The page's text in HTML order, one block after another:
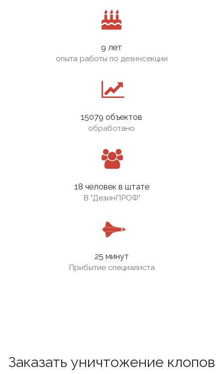
9 лет
опыта работы по дезинсекции
15079 объектов
обработано
18 человек в штате
В "ДезинПРОФ"
25 минут
Прибытие специалиста
Заказать уничтожение клопов